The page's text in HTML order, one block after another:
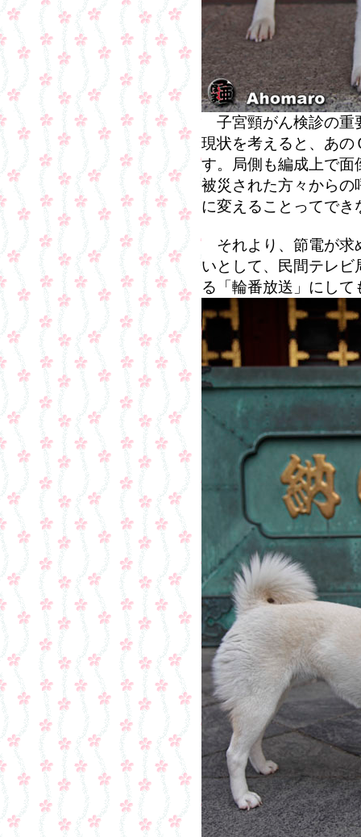
子宮頸がん検診の重
現状を考えると、あの
す。局側も編成上で面
被災された方々からの
に変えることってでき
それより、節電が求
いとして、民間テレ
る「輪番放送」にし